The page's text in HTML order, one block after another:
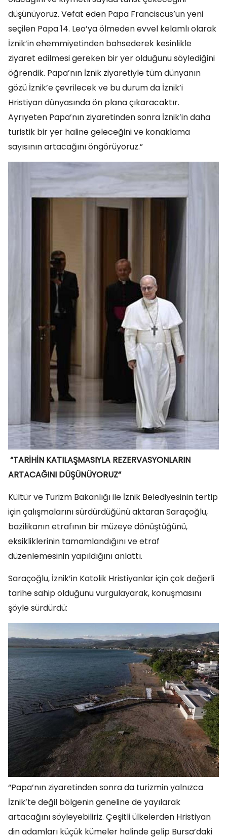
düşünüyoruz. Vefat eden Papa Franciscus’un yeni
seçilen Papa 14. Leo’ya ölmeden evvel kelamlı olarak
İznik’in ehemmiyetinden bahsederek kesinlikle
ziyaret edilmesi gereken bir yer olduğunu söylediğini
öğrendik. Papa’nın İznik ziyaretiyle tüm dünyanın
gözü İznik’e çevrilecek ve bu durum da İznik’i
Hristiyan dünyasında ön plana çıkaracaktır.
Ayrıyeten Papa’nın ziyaretinden sonra İznik’in daha
turistik bir yer haline geleceğini ve konaklama
sayısının artacağını öngörüyoruz.”
“TARİHİN KATILAŞMASIYLA REZERVASYONLARIN
ARTACAĞINI DÜŞÜNÜYORUZ”
Kültür ve Turizm Bakanlığı ile İznik Belediyesinin tertip
için çalışmalarını sürdürdüğünü aktaran Saraçoğlu,
bazilikanın etrafının bir müzeye dönüştüğünü,
eksikliklerinin tamamlandığını ve etraf
düzenlemesinin yapıldığını anlattı.
Saraçoğlu, İznik’in Katolik Hristiyanlar için çok değerli
tarihe sahip olduğunu vurgulayarak, konuşmasını
şöyle sürdürdü:
“Papa’nın ziyaretinden sonra da turizmin yalnızca
İznik’te değil bölgenin geneline de yayılarak
artacağını söyleyebiliriz. Çeşitli ülkelerden Hristiyan
din adamları küçük kümeler halinde gelip Bursa’daki